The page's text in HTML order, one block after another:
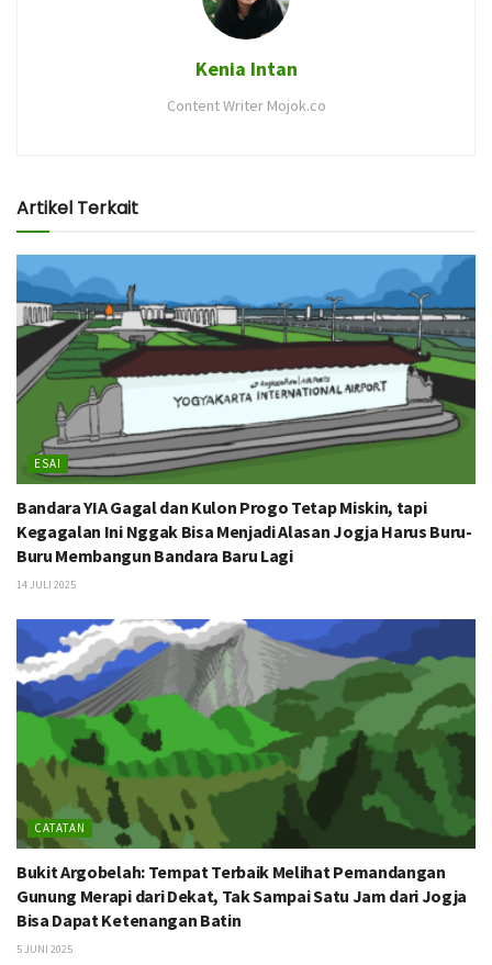
Kenia Intan
Content Writer Mojok.co
Artikel Terkait
ESAI
Bandara YIA Gagal dan Kulon Progo Tetap Miskin, tapi
Kegagalan Ini Nggak Bisa Menjadi Alasan Jogja Harus Buru-
Buru Membangun Bandara Baru Lagi
14 JULI 2025
CATATAN
Bukit Argobelah: Tempat Terbaik Melihat Pemandangan
Gunung Merapi dari Dekat, Tak Sampai Satu Jam dari Jogja
Bisa Dapat Ketenangan Batin
5 JUNI 2025